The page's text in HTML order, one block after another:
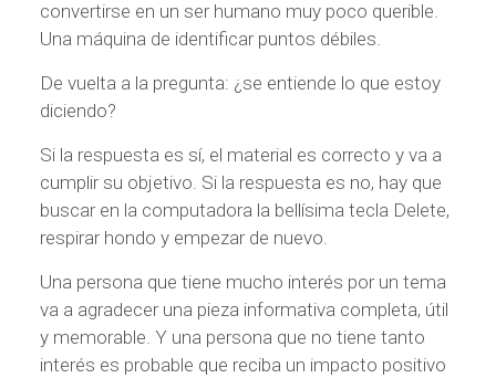
convertirse en un ser humano muy poco querible.
Una máquina de identificar puntos débiles.
De vuelta a la pregunta: ¿se entiende lo que estoy
diciendo?
Si la respuesta es sí, el material es correcto y va a
cumplir su objetivo. Si la respuesta es no, hay que
buscar en la computadora la bellísima tecla Delete,
respirar hondo y empezar de nuevo.
Una persona que tiene mucho interés por un tema
va a agradecer una pieza informativa completa, útil
y memorable. Y una persona que no tiene tanto
interés es probable que reciba un impacto positivo